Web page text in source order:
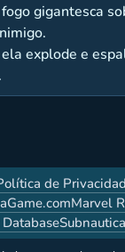
gigantesca
explode e
de
Marvel